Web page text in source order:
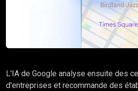
L'IA de Google analyse ensuite des
d'entreprises et recommande des